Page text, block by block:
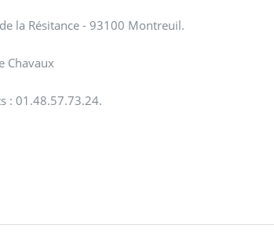
la Résitance - 93100 Montreuil.
Chavaux
: 01.48.57.73.24.